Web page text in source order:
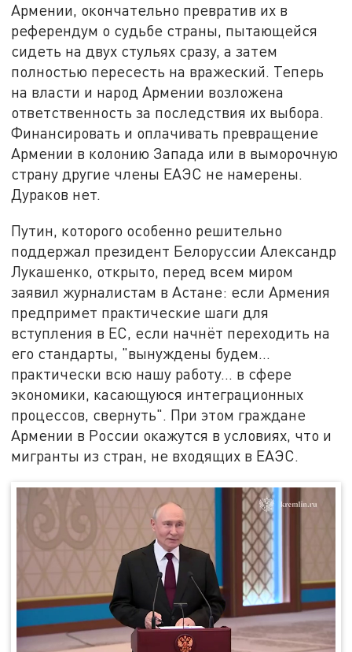
Армении, окончательно превратив их в
референдум о судьбе страны, пытающейся
сидеть на двух стульях сразу, а затем
полностью пересесть на вражеский. Теперь
на власти и народ Армении возложена
ответственность за последствия их выбора.
Финансировать и оплачивать превращение
Армении в колонию Запада или в выморочную
страну другие члены ЕАЭС не намерены.
Дураков нет.
Путин, которого особенно решительно
поддержал президент Белоруссии Александр
Лукашенко, открыто, перед всем миром
заявил журналистам в Астане: если Армения
предпримет практические шаги для
вступления в ЕС, если начнёт переходить на
его стандарты, "вынуждены будем…
практически всю нашу работу… в сфере
экономики, касающуюся интеграционных
процессов, свернуть". При этом граждане
Армении в России окажутся в условиях, что и
мигранты из стран, не входящих в ЕАЭС.